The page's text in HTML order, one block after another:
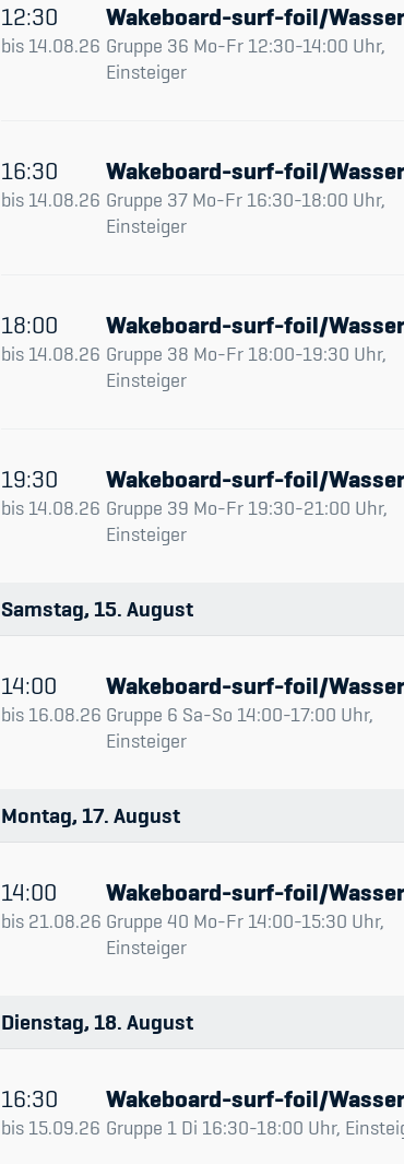
12:30
bis 14.08.26
Wakeboard-surf-foil/
Gruppe 36 Mo-Fr 12:30-14:00 Uhr,
Einsteiger
16:30
bis 14.08.26
Wakeboard-surf-foil/
Gruppe 37 Mo-Fr 16:30-18:00 Uhr,
Einsteiger
18:00
bis 14.08.26
Wakeboard-surf-foil/
Gruppe 38 Mo-Fr 18:00-19:30 Uhr,
Einsteiger
19:30
bis 14.08.26
Wakeboard-surf-foil/
Gruppe 39 Mo-Fr 19:30-21:00 Uhr,
Einsteiger
Samstag 15 August
14:00
bis 16.08.26
Wakeboard-surf-foil/
Gruppe 6 Sa-So 14:00-17:00 Uhr,
Einsteiger
Montag 17 August
14:00
bis 21.08.26
Wakeboard-surf-foil/
Gruppe 40 Mo-Fr 14:00-15:30 Uhr,
Einsteiger
Dienstag 18 August
16:30
bis 15.09.26
Wakeboard-surf-foil/
Gruppe 1 Di 16:30-18:00 Uhr,